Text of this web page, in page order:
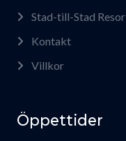
Stad-till-Stad Resor
Kontakt
Villkor
Öppettider